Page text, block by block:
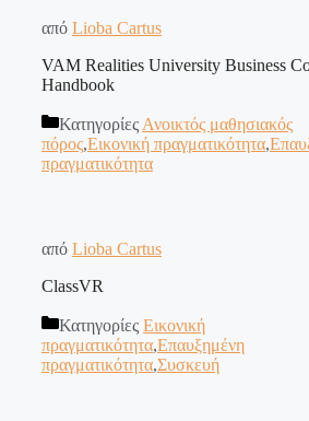
από Lioba Cartus
VAM Realities University Business
Handbook
Κατηγορίες Ανοικτός μαθησιακός
πόρος,Εικονική πραγματικότητα,
πραγματικότητα
από Lioba Cartus
ClassVR
Κατηγορίες Εικονική
πραγματικότητα,Επαυξημένη
πραγματικότητα,Συσκευή